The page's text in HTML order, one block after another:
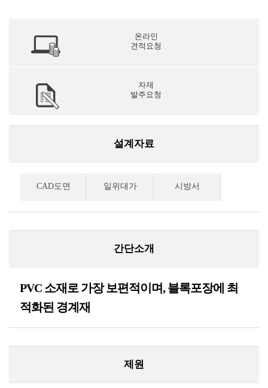
온라인
견적요청
자재
발주요청
설계자료
CAD도면 일위대가 시방서
간단소개
PVC 소재로 가장 보편적이며, 블록포장에 최
적화된 경계재
제원